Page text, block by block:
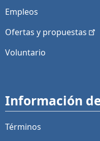
Empleos
Ofertas y propuestas
Voluntario
Información
Términos